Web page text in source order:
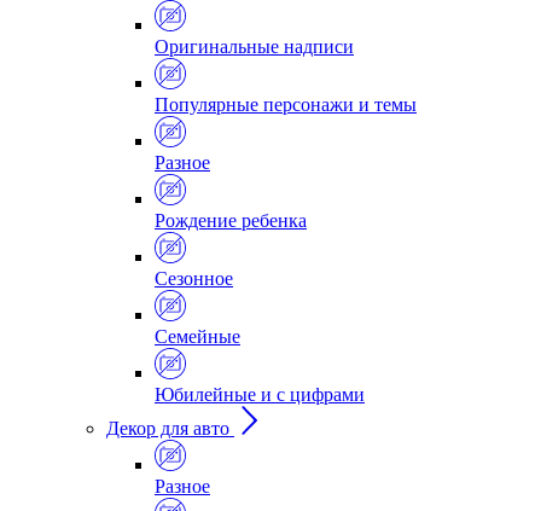
Оригинальные надписи
Популярные персонажи и темы
Разное
Рождение ребенка
Сезонное
Семейные
Юбилейные и с цифрами
Декор для авто
Разное